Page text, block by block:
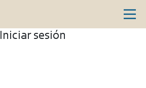
Iniciar sesión